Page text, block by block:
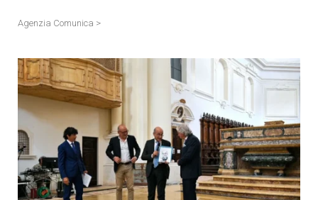
Agenzia Comunica >